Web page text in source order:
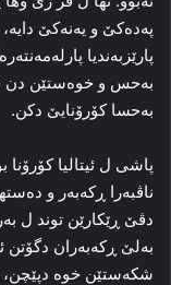
پەدەکێ و یەنەکێ
پارێزبه‌ندیا
به‌حس و خوه‌ستێن دن
به‌حسا کۆرۆنایێ دکن.
پاشی ل ئیتالیا کۆرۆنا
ناڤبه‌را ڕکه‌به‌ر و
دڤێ ڕێکارێن توند ل
به‌لێ ڕکه‌به‌ران
شکه‌ستێن خوه‌ دپێچن،